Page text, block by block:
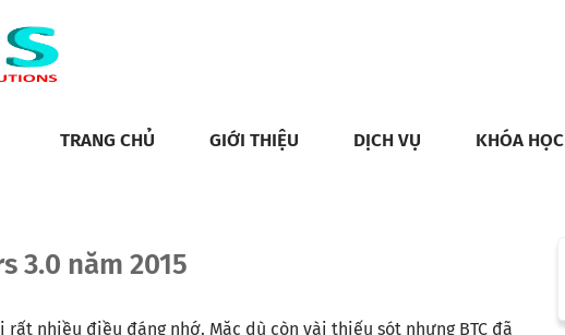
TRANG CHỦ GIỚI THIỆU DỊCH VỤ KHÓA HỌC
3.0 năm 2015
nhiều điều đáng nhớ. Mặc dù còn vài thiếu sót nhưng BTC đã